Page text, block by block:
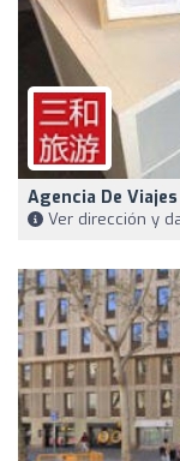
Agencia De Viajes
Ver dirección y